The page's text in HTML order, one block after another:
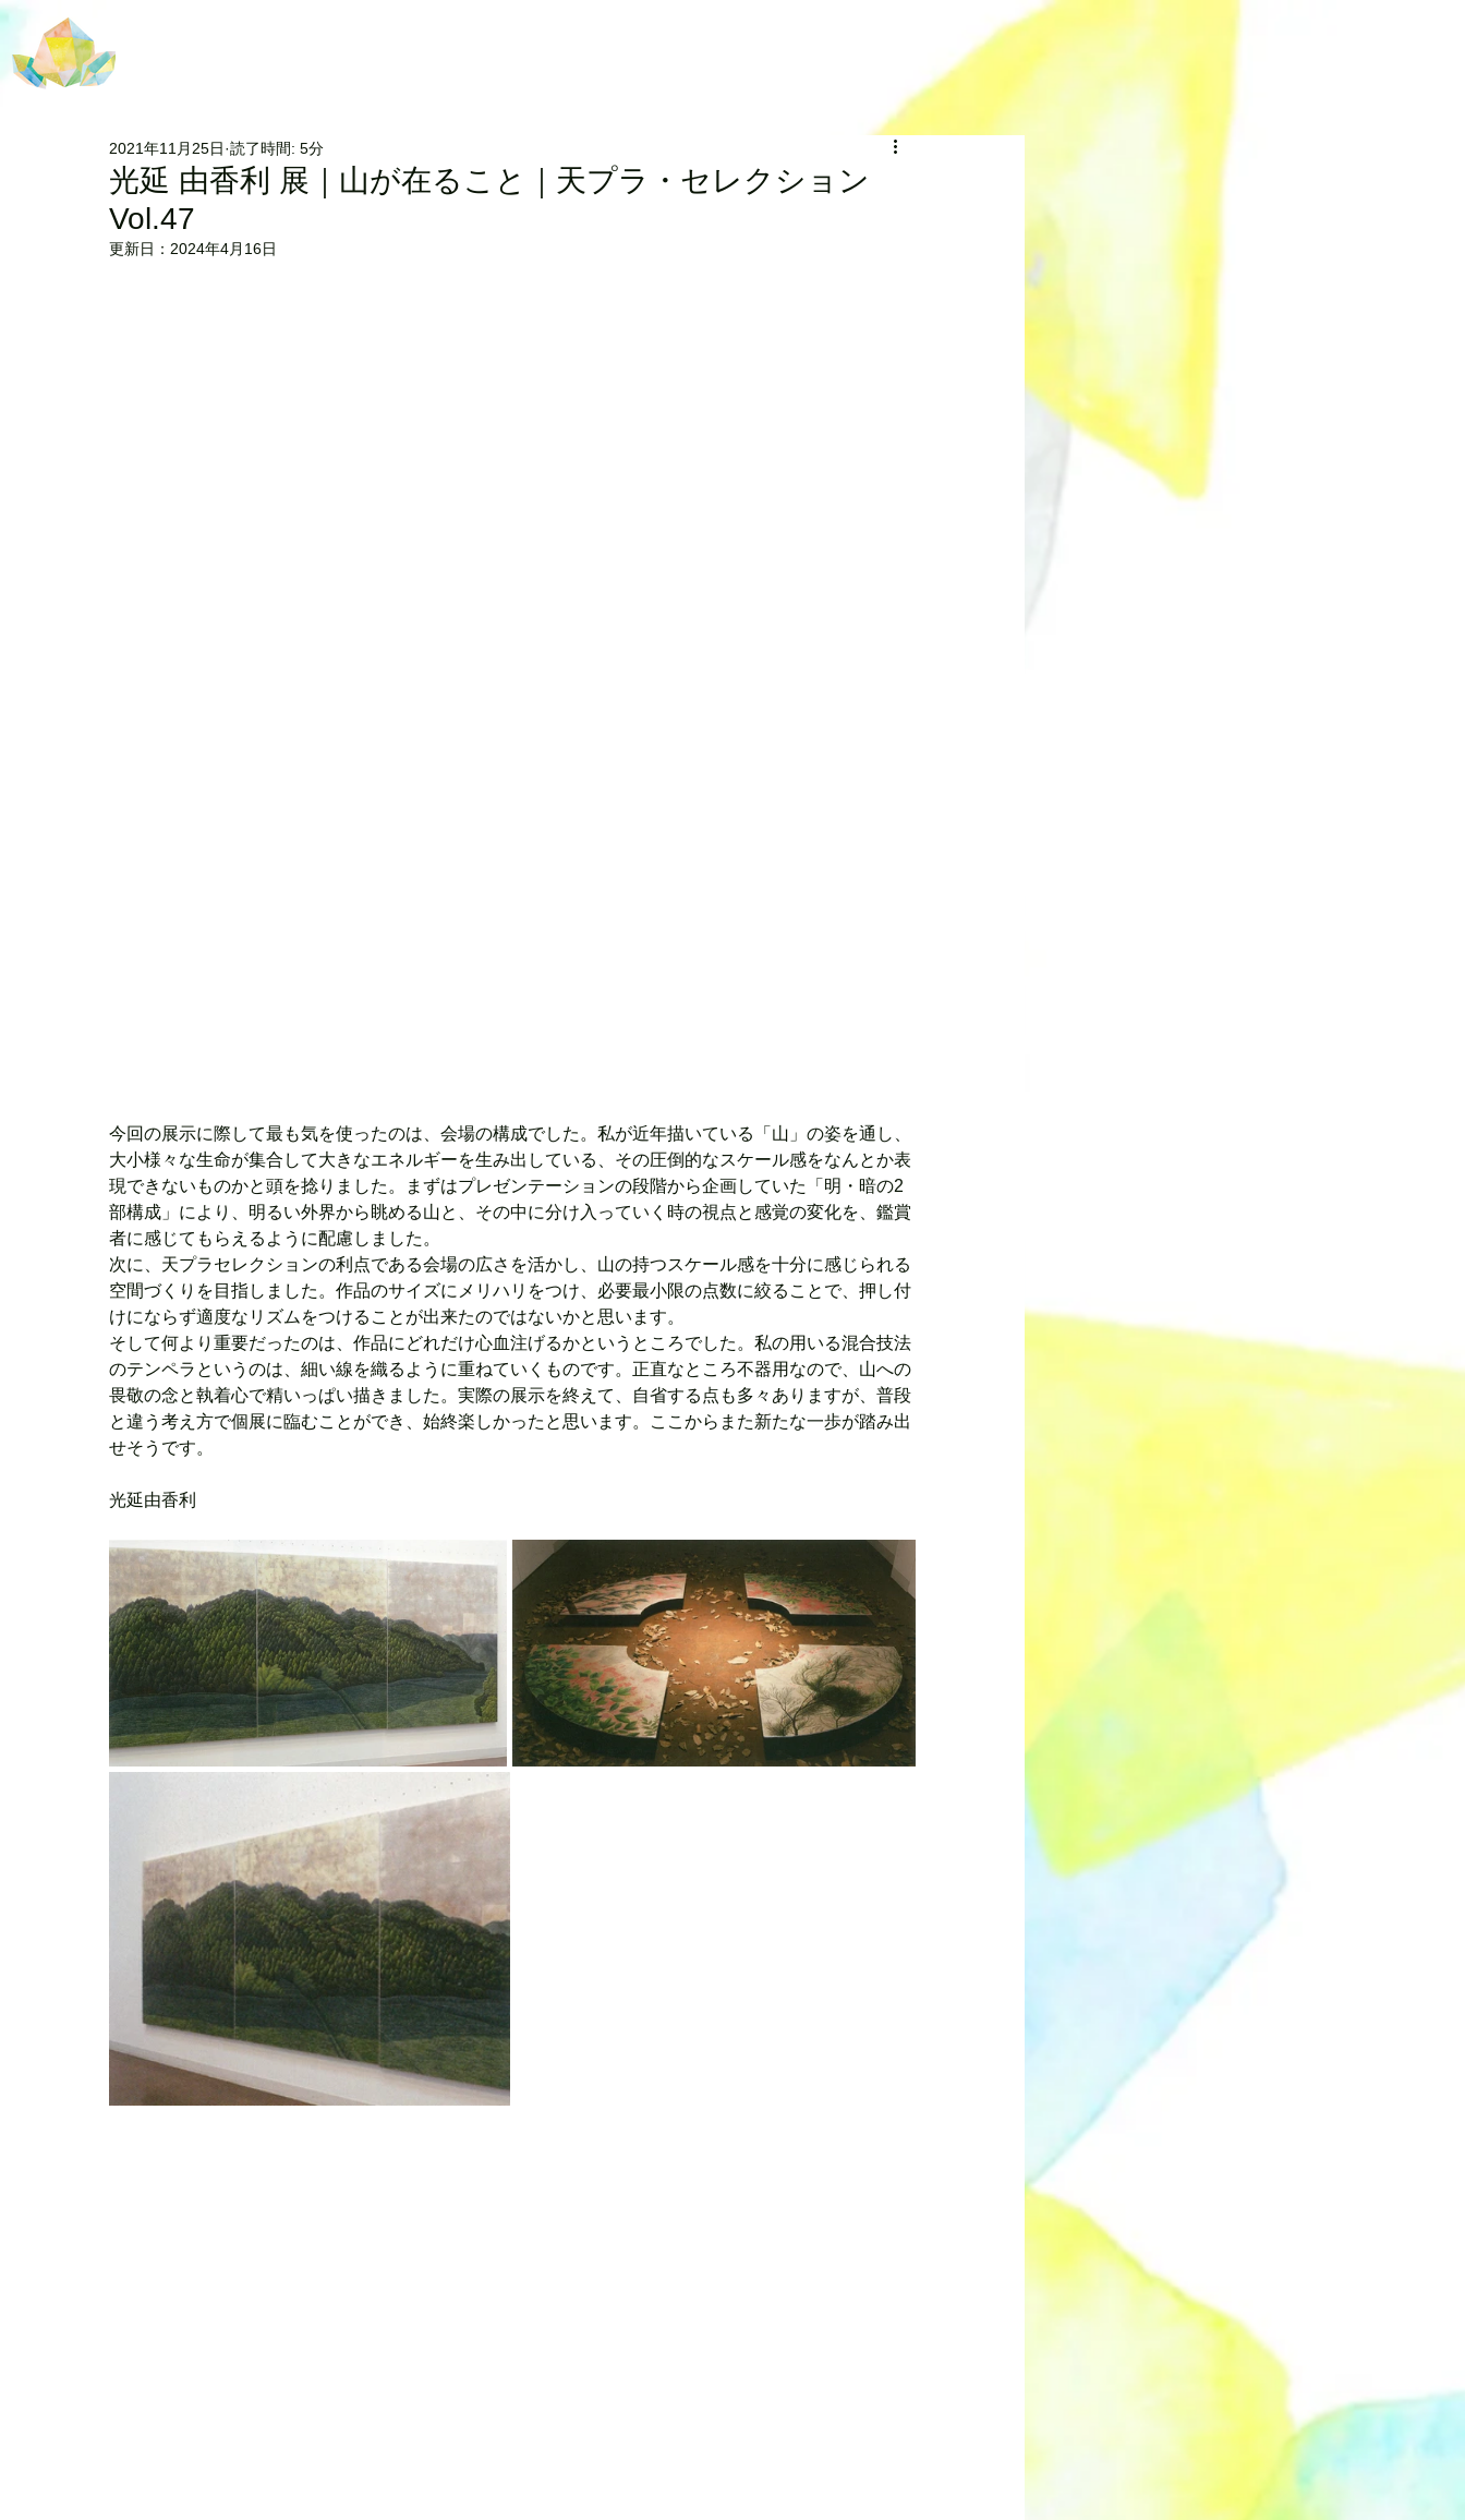
光延 由香利 展｜山が在ること｜天プラ・セレクション
Vol.47
2021年11月25日 読了時間: 5分
更新日： 2024年4月16日
今回の展示に際して最も気を使ったのは、会場の構成でした。私が近年描いている「山」の姿を通し、
大小様々な生命が集合して大きなエネルギーを生み出している、その圧倒的なスケール感をなんとか表
現できないものかと頭を捻りました。まずはプレゼンテーションの段階から企画していた「明・暗の2
部構成」により、明るい外界から眺める山と、その中に分け入っていく時の視点と感覚の変化を、鑑賞
者に感じてもらえるように配慮しました。
次に、天プラセレクションの利点である会場の広さを活かし、山の持つスケール感を十分に感じられる
空間づくりを目指しました。作品のサイズにメリハリをつけ、必要最小限の点数に絞ることで、押し付
けにならず適度なリズムをつけることが出来たのではないかと思います。
そして何より重要だったのは、作品にどれだけ心血注げるかというところでした。私の用いる混合技法
のテンペラというのは、細い線を織るように重ねていくものです。正直なところ不器用なので、山への
畏敬の念と執着心で精いっぱい描きました。実際の展示を終えて、自省する点も多々ありますが、普段
と違う考え方で個展に臨むことができ、始終楽しかったと思います。ここからまた新たな一歩が踏み出
せそうです。
光延由香利